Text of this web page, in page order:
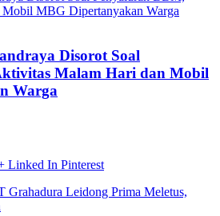
Disorot Soal
Malam Hari dan Mobil
Warga
Linked In Pinterest